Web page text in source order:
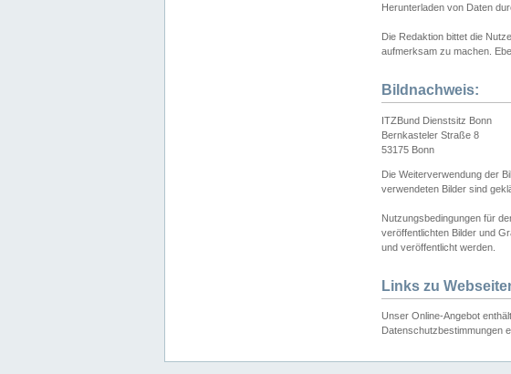
Herunterladen von Daten
Die Redaktion bittet die
aufmerksam zu machen.
Bildnachweis:
ITZBund Dienstsitz Bonn
Bernkasteler Straße 8
53175 Bonn
Die Weiterverwendung der
verwendeten Bilder sind
Nutzungsbedingungen für
veröffentlichten Bilder und
und veröffentlicht werden.
Links zu
Unser Online-Angebot
Datenschutzbestimmungen